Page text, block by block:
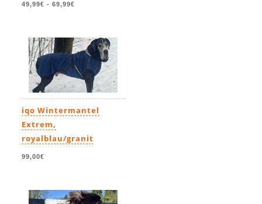
49,99€ - 69,99€
iqo Wintermantel
Extrem,
royalblau/granit
99,00€